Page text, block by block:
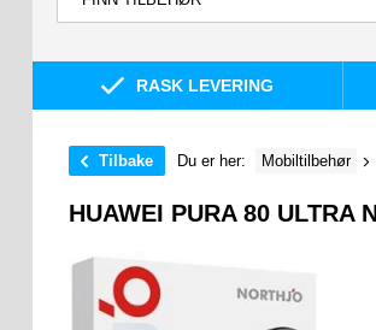
RASK LEVERING
Tilbake Du er her: Mobiltilbehør
HUAWEI PURA 80 ULTRA